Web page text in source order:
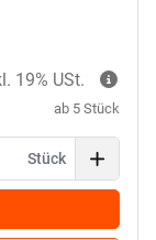
ab 5 Stück
19% USt.
Stück